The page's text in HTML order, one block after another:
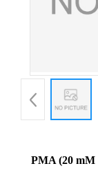
PMA (20 mM